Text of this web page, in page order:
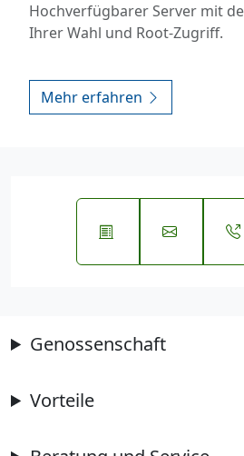
Hochverfügbarer Server mit
Ihrer Wahl und Root-Zugriff.
Mehr erfahren
Genossenschaft
Vorteile